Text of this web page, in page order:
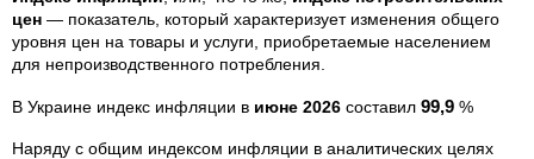
цен — показатель, который характеризует изменения общего
уровня цен на товары и услуги, приобретаемые населением
для непроизводственного потребления.
В Украине индекс инфляции в июне 2026 составил 99,9 %
Наряду с общим индексом инфляции в аналитических целях